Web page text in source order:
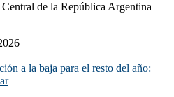
de la República Argentina
a la baja para el resto del año: